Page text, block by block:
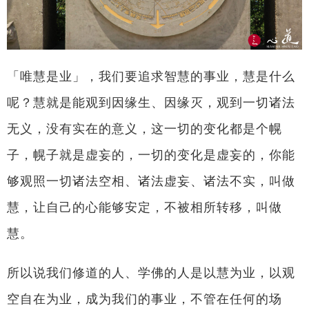
「唯慧是业」，我们要追求智慧的事业，慧是什么
呢？慧就是能观到因缘生、因缘灭，观到一切诸法
无义，没有实在的意义，这一切的变化都是个幌
子，幌子就是虚妄的，一切的变化是虚妄的，你能
够观照一切诸法空相、诸法虚妄、诸法不实，叫做
慧，让自己的心能够安定，不被相所转移，叫做
慧。
所以说我们修道的人、学佛的人是以慧为业，以观
空自在为业，成为我们的事业，不管在任何的场